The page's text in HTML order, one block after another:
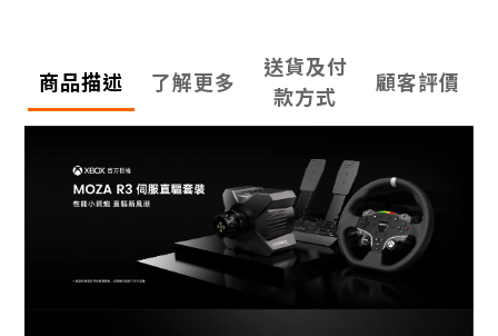
商品描述 了解更多
送貨及付
款方式
顧客評價